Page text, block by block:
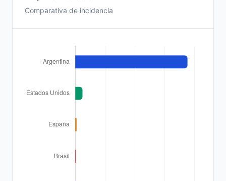
Comparativa de incidencia